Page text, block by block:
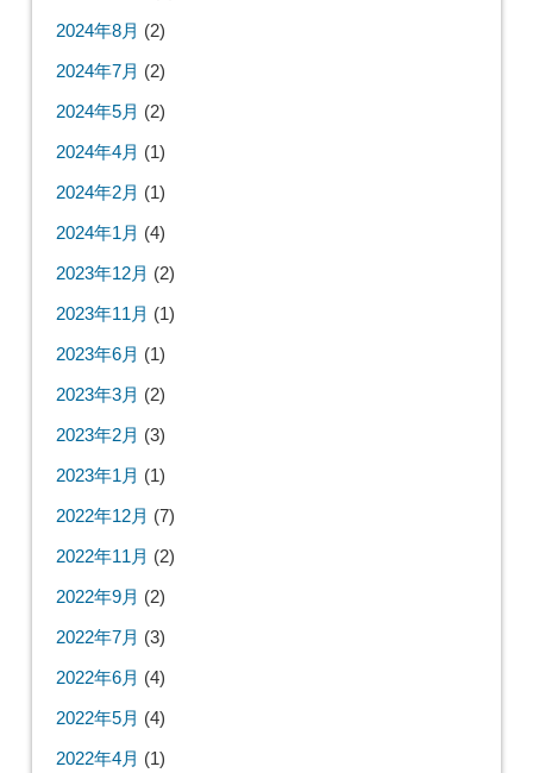
2024年8月 (2)
2024年7月 (2)
2024年5月 (2)
2024年4月 (1)
2024年2月 (1)
2024年1月 (4)
2023年12月 (2)
2023年11月 (1)
2023年6月 (1)
2023年3月 (2)
2023年2月 (3)
2023年1月 (1)
2022年12月 (7)
2022年11月 (2)
2022年9月 (2)
2022年7月 (3)
2022年6月 (4)
2022年5月 (4)
2022年4月 (1)